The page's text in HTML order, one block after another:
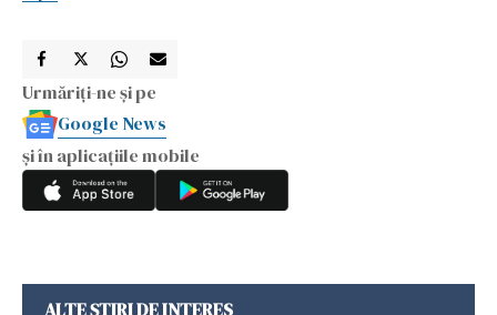
Urmăriți-ne și pe
Google News
și în aplicațiile mobile
ALTE ȘTIRI DE INTERES